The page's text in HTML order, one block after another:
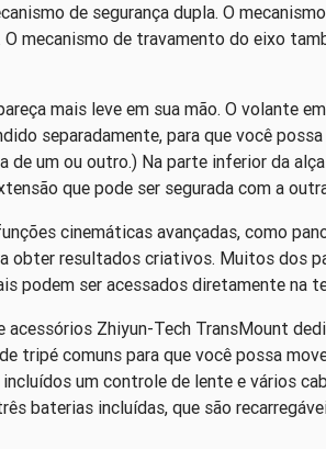
de segurança dupla. O
mecanismo de travamento do eixo
mais leve em sua mão. O volante
separadamente, para que você
um ou outro.) Na parte inferior da
que pode ser segurada com a
cinemáticas avançadas, como
obter resultados criativos. Muitos dos
ser acessados ​​diretamente na
Zhiyun-Tech TransMount
tripé comuns para que você possa
um controle de lente e vários
baterias incluídas, que são